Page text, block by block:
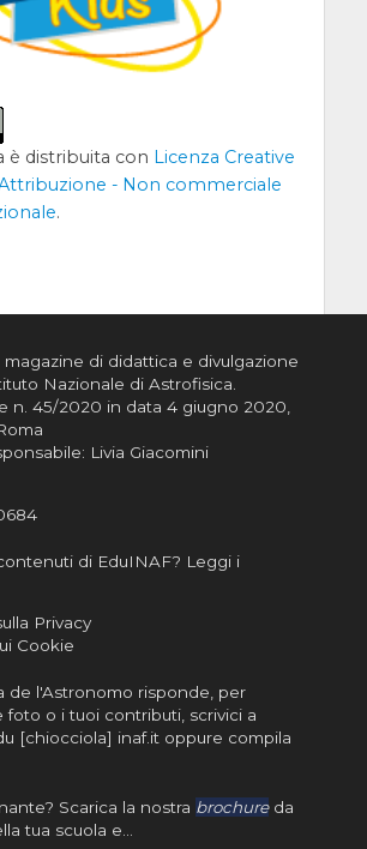
è distribuita con Licenza Creative
- Non commerciale
.
magazine di didattica e divulgazione
Nazionale di Astrofisica
n. 45/2020 in data 4 giugno 2020,
Livia Giacomini
di EduINAF? Leggi i
Privacy
Cookie
de l'Astronomo risponde, per
foto o i tuoi contributi, scrivici a
[chiocciola] inaf.it oppure compila
Scarica la nostra brochureda
tua scuola e…